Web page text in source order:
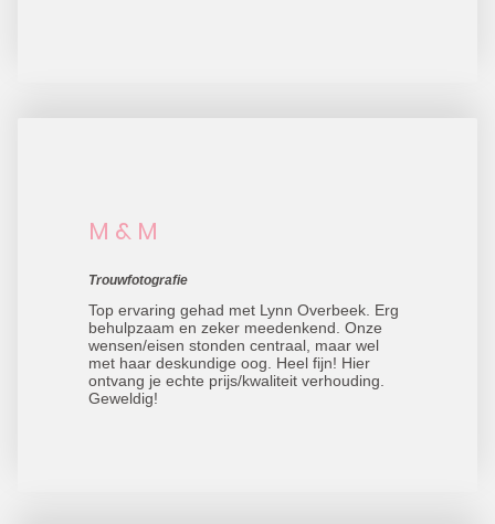
M & M
Trouwfotografie
Top ervaring gehad met Lynn Overbeek. Erg
behulpzaam en zeker meedenkend. Onze
wensen/eisen stonden centraal, maar wel
met haar deskundige oog. Heel fijn! Hier
ontvang je echte prijs/kwaliteit verhouding.
Geweldig!